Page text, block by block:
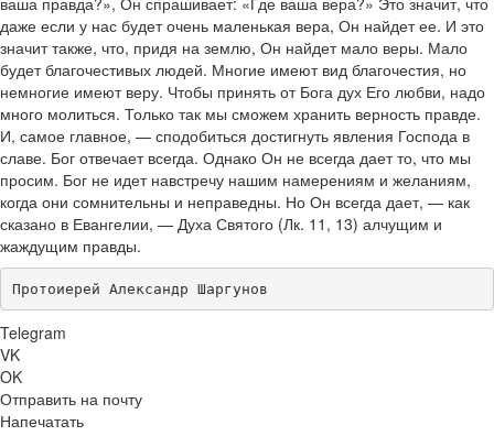
даже если у нас будет очень маленькая вера, Он найдет ее. И это
значит также, что, придя на землю, Он найдет мало веры. Мало
будет благочестивых людей. Многие имеют вид благочестия, но
немногие имеют веру. Чтобы принять от Бога дух Его любви, надо
много молиться. Только так мы сможем хранить верность правде.
И, самое главное, — сподобиться достигнуть явления Господа в
славе. Бог отвечает всегда. Однако Он не всегда дает то, что мы
просим. Бог не идет навстречу нашим намерениям и желаниям,
когда они сомнительны и неправедны. Но Он всегда дает, — как
сказано в Евангелии, — Духа Святого (Лк. 11, 13) алчущим и
жаждущим правды.
Протоиерей Александр Шаргунов
Telegram
VK
OK
Отправить на почту
Напечатать